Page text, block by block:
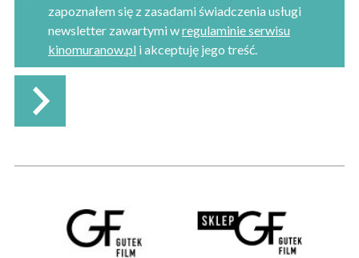
zapoznałem się z zasadami świadczenia usługi
newsletter zawartymi wregulaminie serwisu
kinomuranow.pl i akceptuję jego treść.